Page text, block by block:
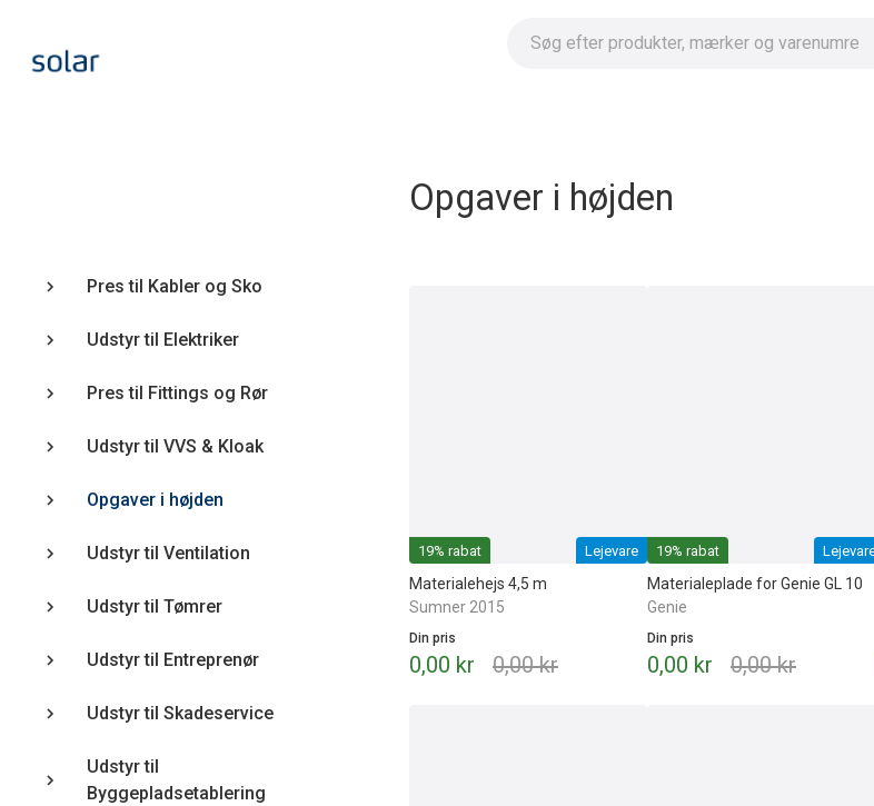
Pres til Kabler og Sko
Udstyr til Elektriker
Pres til Fittings og Rør
Udstyr til VVS & Kloak
Opgaver i højden
Udstyr til Ventilation
Udstyr til Tømrer
Udstyr til Entreprenør
Udstyr til Skadeservice
Udstyr til
Byggepladsetablering
Opgaver i højden
19% rabat Lejevare
Materialehejs 4,5 m
Sumner 2015
Din pris
0,00 kr 0,00 kr
19% rabat
Materialeplade for Genie GL 10
Genie
Din pris
0,00 kr 0,00 kr